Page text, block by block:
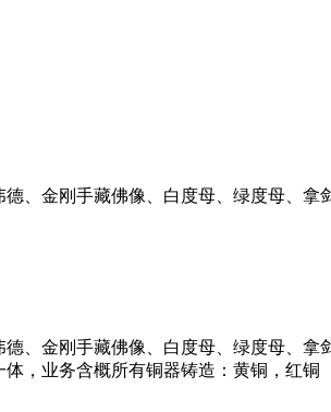
、金刚手藏佛像、白度母、绿度母、
、金刚手藏佛像、白度母、绿度母、
，业务含概所有铜器铸造：黄铜，红铜